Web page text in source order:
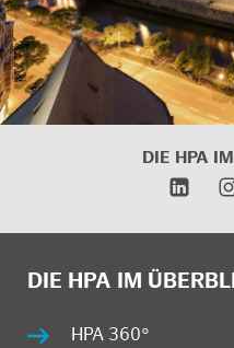
DIE HPA
DIE HPA IM
HPA 360°